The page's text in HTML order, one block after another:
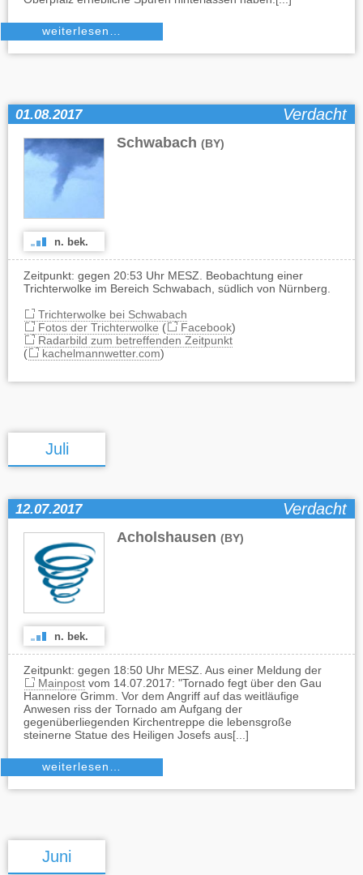
weiterlesen…
01.08.2017 Verdacht
Schwabach (BY)
n. bek.
Zeitpunkt: gegen 20:53 Uhr MESZ. Beobachtung einer
Trichterwolke im Bereich Schwabach, südlich von Nürnberg.
Trichterwolke bei Schwabach
Fotos der Trichterwolke ( Facebook)
Radarbild zum betreffenden Zeitpunkt
(
kachelmannwetter.com)
Juli
12.07.2017 Verdacht
Acholshausen (BY)
n. bek.
Zeitpunkt: gegen 18:50 Uhr MESZ. Aus einer Meldung der
Mainpostvom 14.07.2017: "Tornado fegt über den Gau
Hannelore Grimm. Vor dem Angriff auf das weitläufige
Anwesen riss der Tornado am Aufgang der
gegenüberliegenden Kirchentreppe die lebensgroße
steinerne Statue des Heiligen Josefs aus[...]
weiterlesen…
Juni